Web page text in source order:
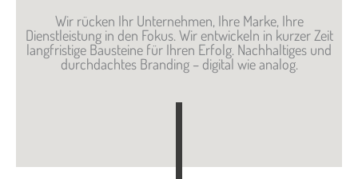
Wir rücken Ihr Unternehmen, Ihre Marke, Ihre
Dienstleistung in den Fokus. Wir entwickeln in kurzer Zeit
langfristige Bausteine für Ihren Erfolg. Nachhaltiges und
durchdachtes Branding – digital wie analog.